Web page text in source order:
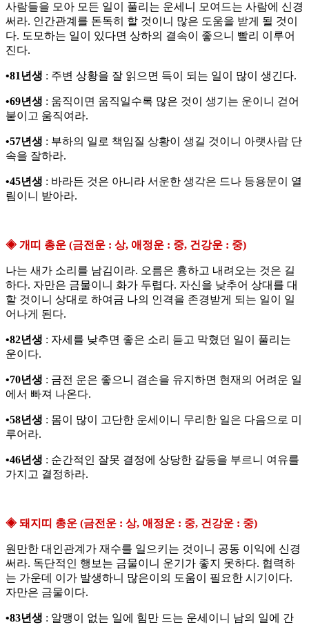
사람들을 모아 모든 일이 풀리는 운세니 모여드는 사람에 신경
써라. 인간관계를 돈독히 할 것이니 많은 도움을 받게 될 것이
다. 도모하는 일이 있다면 상하의 결속이 좋으니 빨리 이루어
진다.
•81년생 : 주변 상황을 잘 읽으면 득이 되는 일이 많이 생긴다.
•69년생 : 움직이면 움직일수록 많은 것이 생기는 운이니 걷어
붙이고 움직여라.
•57년생 : 부하의 일로 책임질 상황이 생길 것이니 아랫사람 단
속을 잘하라.
•45년생 : 바라든 것은 아니라 서운한 생각은 드나 등용문이 열
림이니 받아라.
◈ 개띠 총운 (금전운 : 상, 애정운 : 중, 건강운 : 중)
나는 새가 소리를 남김이라. 오름은 흉하고 내려오는 것은 길
하다. 자만은 금물이니 화가 두렵다. 자신을 낮추어 상대를 대
할 것이니 상대로 하여금 나의 인격을 존경받게 되는 일이 일
어나게 된다.
•82년생 : 자세를 낮추면 좋은 소리 듣고 막혔던 일이 풀리는
운이다.
•70년생 : 금전 운은 좋으니 겸손을 유지하면 현재의 어려운 일
에서 빠져 나온다.
•58년생 : 몸이 많이 고단한 운세이니 무리한 일은 다음으로 미
루어라.
•46년생 : 순간적인 잘못 결정에 상당한 갈등을 부르니 여유를
가지고 결정하라.
◈ 돼지띠 총운 (금전운 : 상, 애정운 : 중, 건강운 : 중)
원만한 대인관계가 재수를 일으키는 것이니 공동 이익에 신경
써라. 독단적인 행보는 금물이니 운기가 좋지 못하다. 협력하
는 가운데 이가 발생하니 많은이의 도움이 필요한 시기이다.
자만은 금물이다.
•83년생 : 알맹이 없는 일에 힘만 드는 운세이니 남의 일에 간